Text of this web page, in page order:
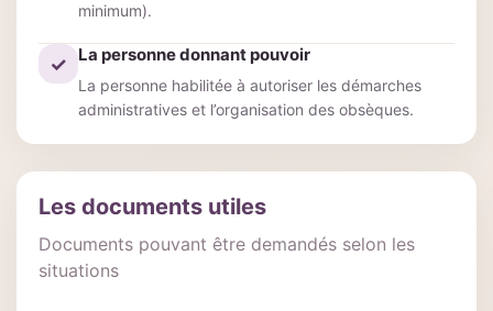
minimum).
✓ La personne donnant pouvoir
La personne habilitée à autoriser les démarches
administratives et l’organisation des obsèques.
Les documents utiles
Documents pouvant être demandés selon les
situations